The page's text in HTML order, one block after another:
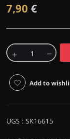
7,90 €
Add to
UGS : SK16615